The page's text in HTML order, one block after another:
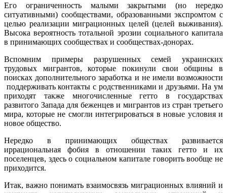
Его ограниченность малыми закрытыми (но нередко
ситуативными) сообществами, образованными экспромтом с
целью реализации миграционных целей (целей выживания).
Высока вероятность тотальной эрозии социального капитала
в принимающих сообществах и сообществах-донорах.
Вспомним примеры разрушенных семей украинских
трудовых мигрантов, которые покинули свои общины в
поисках дополнительного заработка и не имели возможности
поддерживать контакты с родственниками и друзьями. На ум
приходят также многочисленные гетто в государствах
развитого Запада для беженцев и мигрантов из стран третьего
мира, которые не смогли интегрироваться в новые условия и
новое общество.
Нередко в принимающих обществах развивается
иррациональная фобия в отношении таких гетто и их
поселенцев, здесь о социальном капитале говорить вообще не
приходится.
Итак, важно понимать взаимосвязь миграционных влияний и